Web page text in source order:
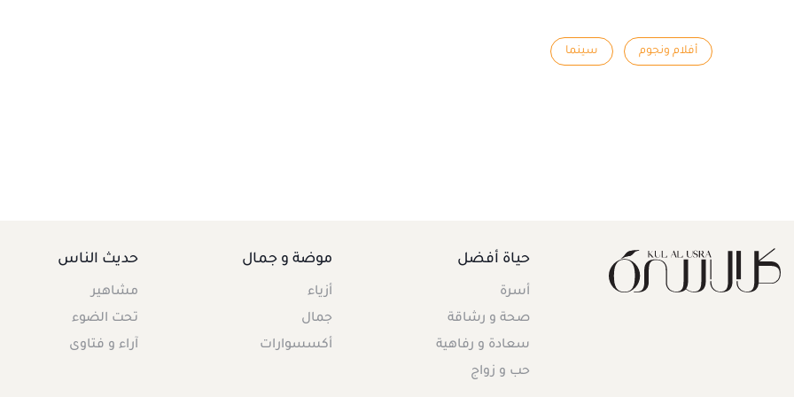
أفلام ونجوم سينما
حياة أفضل
أسرة
صحة و رشاقة
سعادة و رفاهية
حب و زواج
موضة و جمال
أزياء
جمال
أكسسوارات
حديث الناس
مشاهير
تحت الضوء
آراء و فتاوى